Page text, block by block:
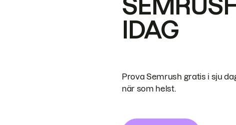
IDAG
Prova Semrush gratis i sju
när som helst.